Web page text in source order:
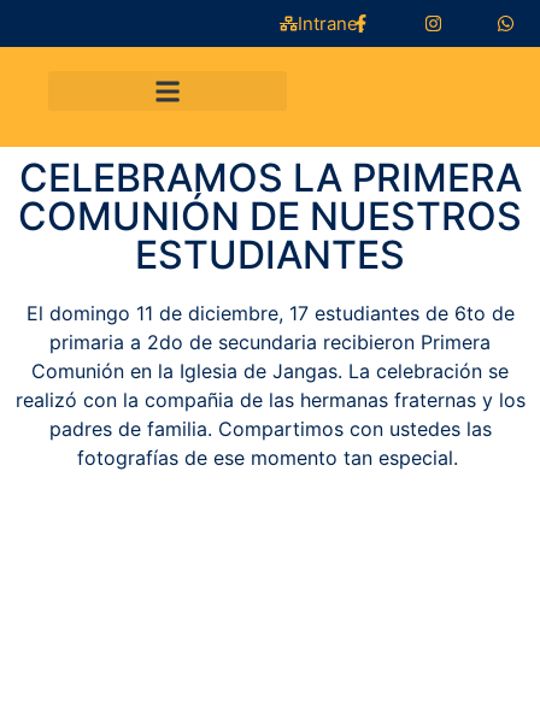
Intranet
CELEBRAMOS LA PRIMERA
COMUNIÓN DE NUESTROS
ESTUDIANTES
El domingo 11 de diciembre, 17 estudiantes de 6to de
primaria a 2do de secundaria recibieron Primera
Comunión en la Iglesia de Jangas. La celebración se
realizó con la compañia de las hermanas fraternas y los
padres de familia. Compartimos con ustedes las
fotografías de ese momento tan especial.